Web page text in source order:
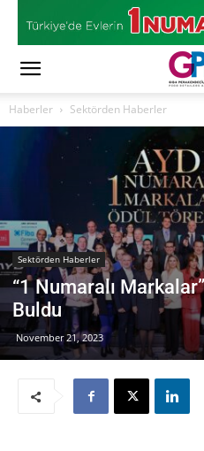
Haberler Sektörden Haberler
Sektörden Haberler
“1 Numaralı
Buldu
November 21, 2023